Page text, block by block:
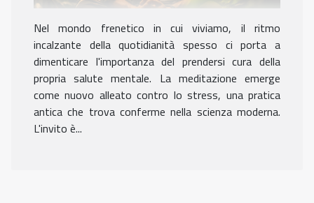
Nel mondo frenetico in cui viviamo, il ritmo
incalzante della quotidianità spesso ci porta a
dimenticare l'importanza del prendersi cura della
propria salute mentale. La meditazione emerge
come nuovo alleato contro lo stress, una pratica
antica che trova conferme nella scienza moderna.
L'invito è...